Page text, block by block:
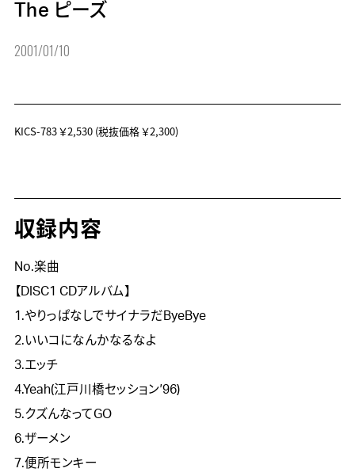
The ピーズ
2001/01/10
KICS-783￥2,530(税抜価格 ￥2,300)
収録内容
No.楽曲
【DISC1 CDアルバム】
1.やりっぱなしでサイナラだByeBye
2.いいコになんかなるなよ
3.エッチ
4.Yeah(江戸川橋セッション′96)
5.クズんなってGO
6.ザーメン
7.便所モンキー